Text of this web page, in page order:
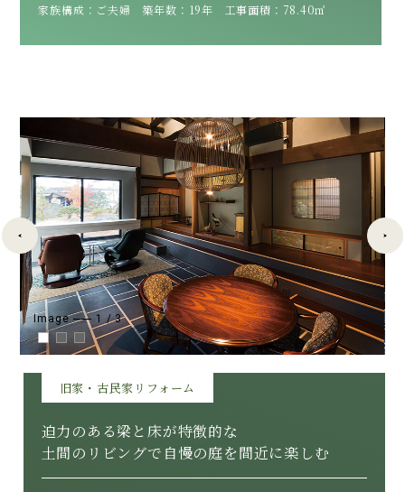
家族構成：ご夫婦 築年数：19年 工事面積：78.40㎡
Image 1 /3
旧家・古民家リフォーム
迫力のある梁と床が特徴的な
土間のリビングで自慢の庭を間近に楽しむ